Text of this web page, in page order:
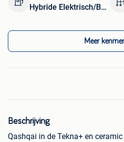
Hybride Elektrisch/Benzine
Meer
Beschrijving
Qashqai in de Tekna+ en